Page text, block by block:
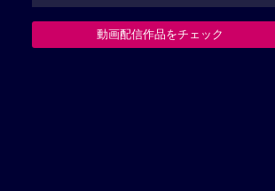
動画配信作品をチェック